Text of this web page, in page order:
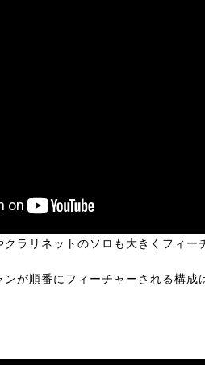
クラリネットのソロも大きくフィ
ンが順番にフィーチャーされる構